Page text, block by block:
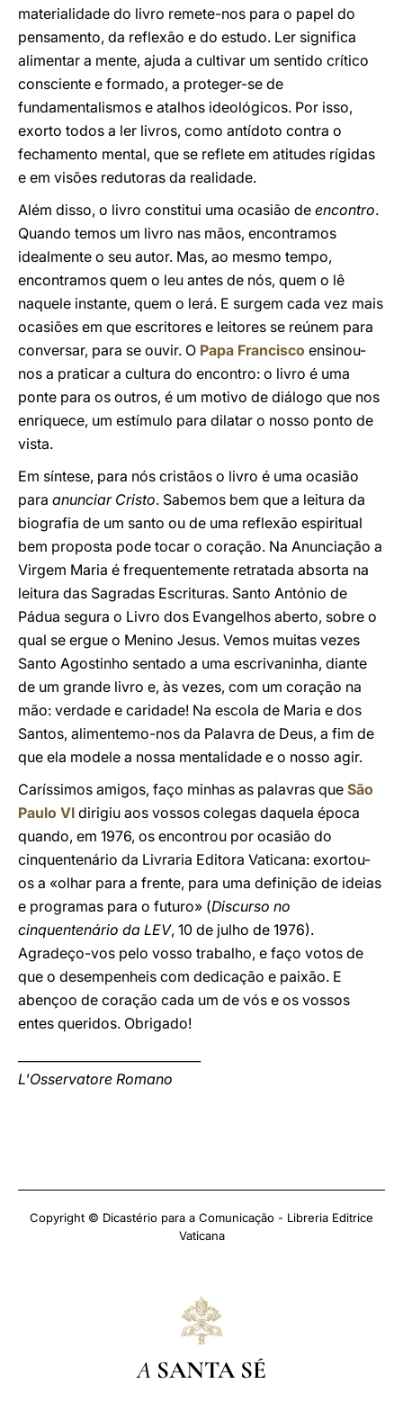
materialidade do livro remete-nos para o papel do
pensamento, da reflexão e do estudo. Ler significa
alimentar a mente, ajuda a cultivar um sentido crítico
consciente e formado, a proteger-se de
fundamentalismos e atalhos ideológicos. Por isso,
exorto todos a ler livros, como antídoto contra o
fechamento mental, que se reflete em atitudes rígidas
e em visões redutoras da realidade.
Além disso, o livro constitui uma ocasião de encontro.
Quando temos um livro nas mãos, encontramos
idealmente o seu autor. Mas, ao mesmo tempo,
encontramos quem o leu antes de nós, quem o lê
naquele instante, quem o lerá. E surgem cada vez mais
ocasiões em que escritores e leitores se reúnem para
conversar, para se ouvir. O Papa Francisco ensinou-
nos a praticar a cultura do encontro: o livro é uma
ponte para os outros, é um motivo de diálogo que nos
enriquece, um estímulo para dilatar o nosso ponto de
vista.
Em síntese, para nós cristãos o livro é uma ocasião
para anunciar Cristo. Sabemos bem que a leitura da
biografia de um santo ou de uma reflexão espiritual
bem proposta pode tocar o coração. Na Anunciação a
Virgem Maria é frequentemente retratada absorta na
leitura das Sagradas Escrituras. Santo António de
Pádua segura o Livro dos Evangelhos aberto, sobre o
qual se ergue o Menino Jesus. Vemos muitas vezes
Santo Agostinho sentado a uma escrivaninha, diante
de um grande livro e, às vezes, com um coração na
mão: verdade e caridade! Na escola de Maria e dos
Santos, alimentemo-nos da Palavra de Deus, a fim de
que ela modele a nossa mentalidade e o nosso agir.
Caríssimos amigos, faço minhas as palavras que São
Paulo VI dirigiu aos vossos colegas daquela época
quando, em 1976, os encontrou por ocasião do
cinquentenário da Livraria Editora Vaticana: exortou-
os a «olhar para a frente, para uma definição de ideias
e programas para o futuro» (Discurso no
cinquentenário da LEV, 10 de julho de 1976).
Agradeço-vos pelo vosso trabalho, e faço votos de
que o desempenheis com dedicação e paixão. E
abençoo de coração cada um de vós e os vossos
entes queridos. Obrigado!
L'Osservatore Romano
Copyright © Dicastério para a Comunicação - Libreria Editrice
Vaticana
A SANTA SÉ